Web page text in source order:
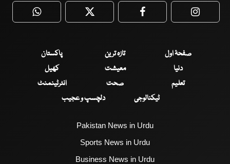
WhatsApp Twitter Facebook
صفحۂ اول تازہ ترین
پاکستان
دنیا
معیشت
کھیل
تعلیم
صحت
انٹرٹینمنٹ
ٹیکنالوجی
دلچسپ و عجیب
Pakistan News in Urdu
Sports News in Urdu
Business News in Urdu